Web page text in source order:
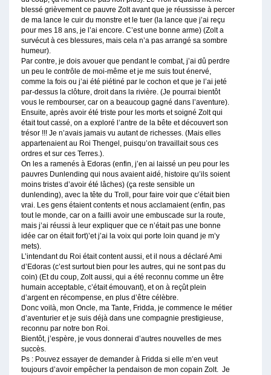
blessé grièvement ce pauvre Zolt avant que je réussisse à percer
de ma lance le cuir du monstre et le tuer (la lance que j’ai reçu
pour mes 18 ans, je l’ai encore. C’est une bonne arme) (Zolt a
survécut à ces blessures, mais cela n’a pas arrangé sa sombre
humeur).
Par contre, je dois avouer que pendant le combat, j’ai dû perdre
un peu le contrôle de moi-même et je me suis tout énervé,
comme la fois ou j’ai été piétiné par le cochon et que je l’ai jeté
par-dessus la clôture, droit dans la rivière. (Je pourrai bientôt
vous le rembourser, car on a beaucoup gagné dans l’aventure).
Ensuite, après avoir été triste pour les morts et soigné Zolt qui
était tout cassé, on a exploré l’antre de la bête et découvert son
trésor !!! Je n’avais jamais vu autant de richesses. (Mais elles
appartenaient au Roi Thengel, puisqu’on travaillait sous ces
ordres et sur ces Terres.).
On les a ramenés à Edoras (enfin, j’en ai laissé un peu pour les
pauvres Dunlending qui nous avaient aidé, histoire qu’ils soient
moins tristes d’avoir été lâches) (ça reste sensible un
dunlending), avec la tête du Troll, pour faire voir que c’était bien
vrai. Les gens étaient contents et nous acclamaient (enfin, pas
tout le monde, car on a failli avoir une embuscade sur la route,
mais j’ai réussi à leur expliquer que ce n’était pas une bonne
idée car on était fort)’et j’ai la voix qui porte loin quand je m’y
mets).
L’intendant du Roi était content aussi, et il nous a déclaré Ami
d’Edoras (c’est surtout bien pour les autres, qui ne sont pas du
coin) (Et du coup, Zolt aussi, qui a été reconnu comme un être
humain acceptable, c’était émouvant), et on à reçût plein
d’argent en récompense, en plus d’être célèbre.
Donc voilà, mon Oncle, ma Tante, Fridda, je commence le métier
d’aventurier et je suis déjà dans une compagnie prestigieuse,
reconnu par notre bon Roi.
Bientôt, j’espère, je vous donnerai d’autres nouvelles de mes
succès.
Ps : Pouvez essayer de demander à Fridda si elle m’en veut
toujours d’avoir empêcher la pendaison de mon copain Zolt. Je